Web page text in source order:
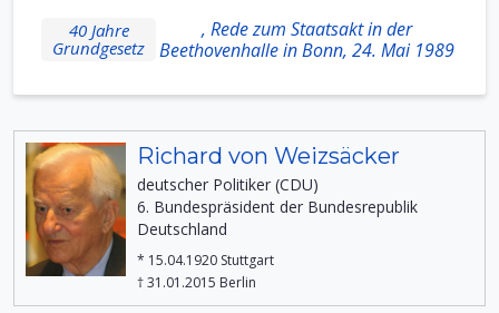
40 Jahre
Grundgesetz
, Rede zum Staatsakt in der
Beethovenhalle in Bonn, 24. Mai 1989
Richard von Weizsäcker
deutscher Politiker (CDU)
6. Bundespräsident der Bundesrepublik
Deutschland
* 15.04.1920 Stuttgart
† 31.01.2015 Berlin